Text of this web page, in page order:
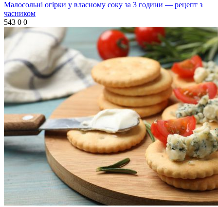
Малосольні огірки у власному соку за 3 години — рецепт з
часником
543 0 0